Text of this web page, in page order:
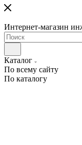
Интернет-магазин
Каталог
По всему сайту
По каталогу